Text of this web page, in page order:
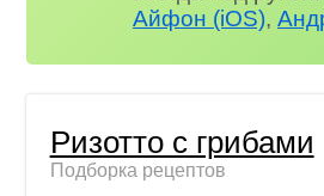
Айфон (iOS),
Ризотто с грибами
Подборка рецептов